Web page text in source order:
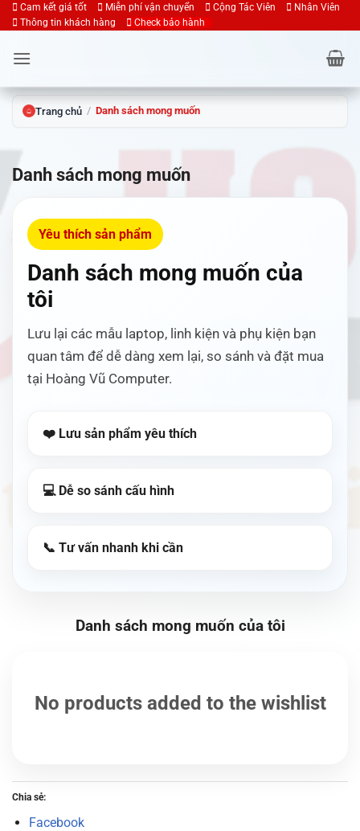
Bỏ
qua
nội
dung
Cam kết giá tốt Miễn phí vận chuyển Cộng Tác Viên
Nhân Viên
Thông tin khách hàng
Check bảo hành
⌂ Trang chủ / Danh sách mong muốn
Danh sách mong muốn
Yêu thích sản phẩm
Danh sách mong muốn của
tôi
Lưu lại các mẫu laptop, linh kiện và phụ kiện bạn
quan tâm để dễ dàng xem lại, so sánh và đặt mua
tại Hoàng Vũ Computer.
❤️ Lưu sản phẩm yêu thích
💻 Dễ so sánh cấu hình
📞 Tư vấn nhanh khi cần
Danh sách mong muốn của tôi
No products added to the wishlist
Chia sẻ:
Facebook